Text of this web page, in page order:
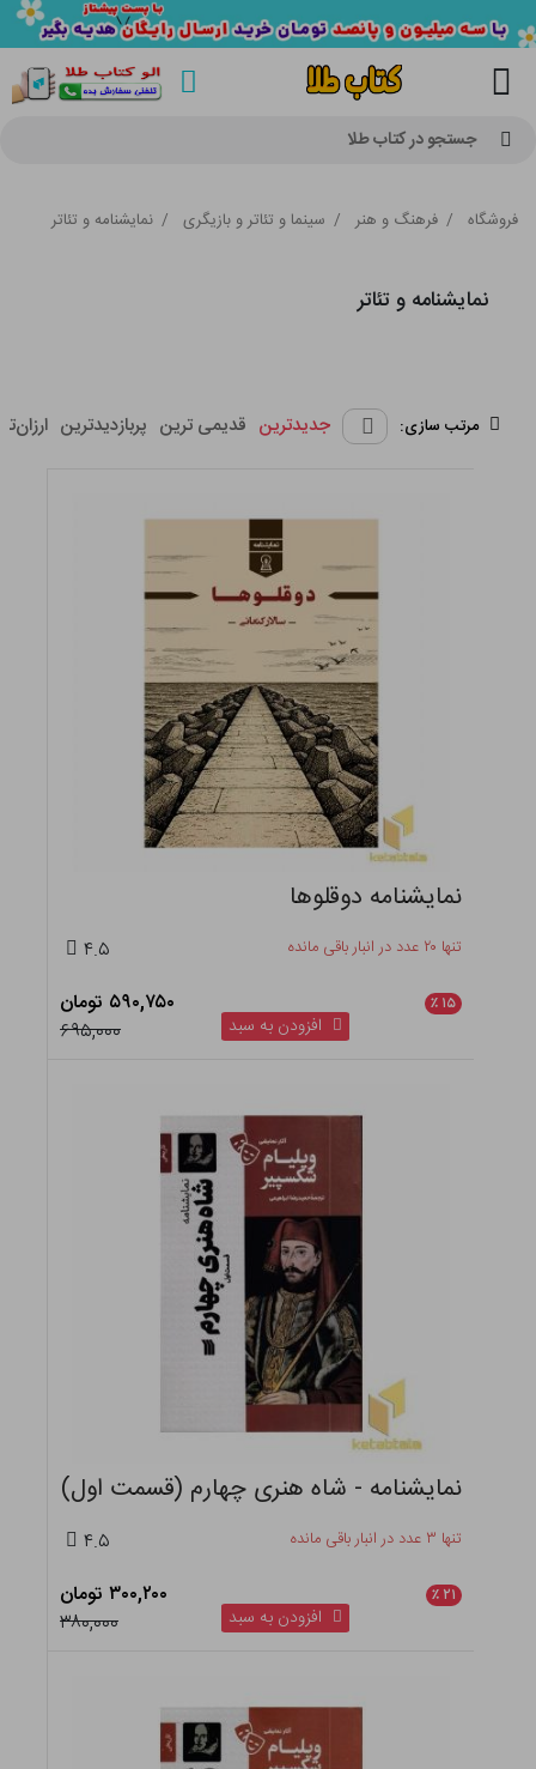
جستجو در کتاب طلا
فروشگاه / فرهنگ و هنر / سینما و تئاتر و بازیگری / نمایشنامه و تئاتر
نمایشنامه و تئاتر
مرتب سازی: جدیدترین قدیمی ترین پربازدیدترین
نمایشنامه دوقلوها
تنها ۲۰ عدد در انبار باقی مانده ۴.۵
۱۵ ٪
۵۹۰,۷۵۰ تومان
۶۹۵,۰۰۰
افزودن به سبد
نمایشنامه - شاه هنری چهارم (قسمت اول)
تنها ۳ عدد در انبار باقی مانده ۴.۵
۲۱ ٪
۳۰۰,۲۰۰ تومان
۳۸۰,۰۰۰
افزودن به سبد